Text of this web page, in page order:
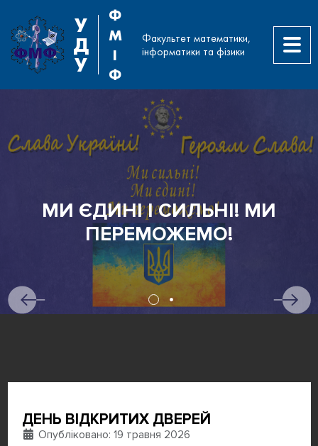
У
Д
У
Ф
М
І
Ф
Факультет математики,
інформатики та фізики
МИ ЄДИНІ І СИЛЬНІ! МИ
ПЕРЕМОЖЕМО!
ДЕНЬ ВІДКРИТИХ ДВЕРЕЙ
Деталі
Опубліковано: 19 травня 2026